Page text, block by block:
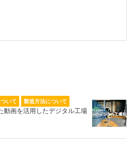
いて 製造方法について
動画を活用したデジタル工場